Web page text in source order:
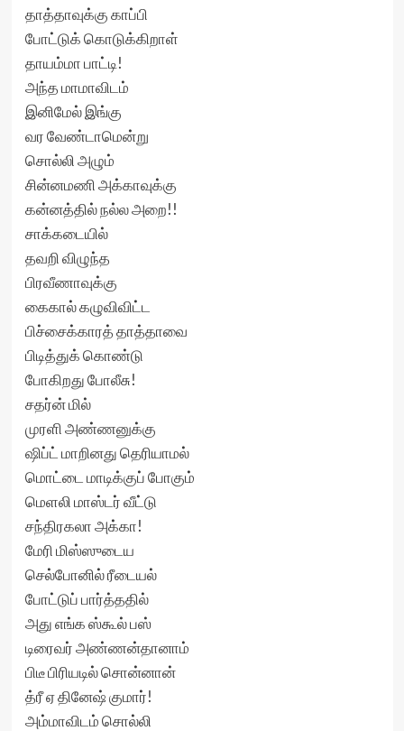
தாத்தாவுக்கு காப்பி
போட்டுக் கொடுக்கிறாள்
தாயம்மா பாட்டி!
அந்த மாமாவிடம்
இனிமேல் இங்கு
வர வேண்டாமென்று
சொல்லி அழும்
சின்னமணி அக்காவுக்கு
கன்னத்தில் நல்ல அறை!!
சாக்கடையில்
தவறி விழுந்த
பிரவீணாவுக்கு
கைகால் கழுவிவிட்ட
பிச்சைக்காரத் தாத்தாவை
பிடித்துக் கொண்டு
போகிறது போலீசு!
சதர்ன் மில்
முரளி அண்ணனுக்கு
ஷிப்ட் மாறினது தெரியாமல்
மொட்டை மாடிக்குப் போகும்
மெளலி மாஸ்டர் வீட்டு
சந்திரகலா அக்கா!
மேரி மிஸ்ஸுடைய
செல்போனில் ரீடையல்
போட்டுப் பார்த்ததில்
அது எங்க ஸ்கூல் பஸ்
டிரைவர் அண்ணன்தானாம்
பிடீ பிரியடில் சொன்னான்
த்ரீ ஏ தினேஷ் குமார்!
அம்மாவிடம் சொல்லி